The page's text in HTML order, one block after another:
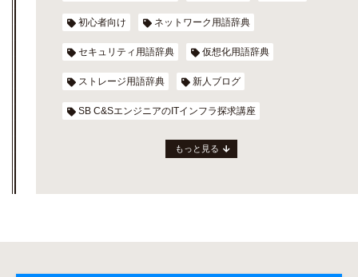
初心者向け ネットワーク用語辞典
セキュリティ用語辞典 仮想化用語辞典
ストレージ用語辞典 新人ブログ
SB C&SエンジニアのITインフラ探求講座
もっと見る